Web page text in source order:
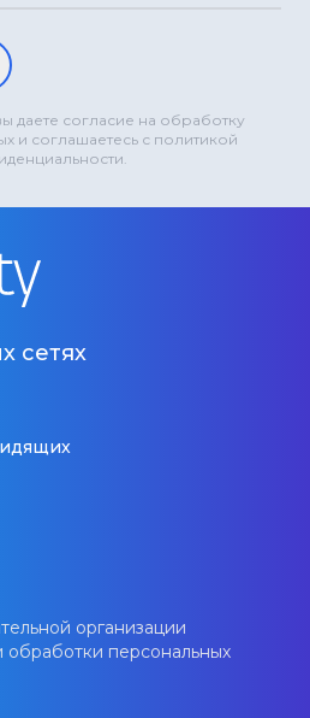
даете согласие на обработку
и соглашаетесь с политикой
сетях
организации
персональных